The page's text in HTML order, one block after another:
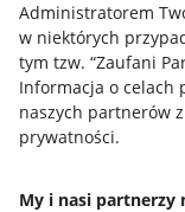
Administratorem
w niektórych
tym tzw. “Zaufani
Informacja o celach
naszych partnerów
prywatności.
My i nasi partnerzy
Przydatne
Jak to działa